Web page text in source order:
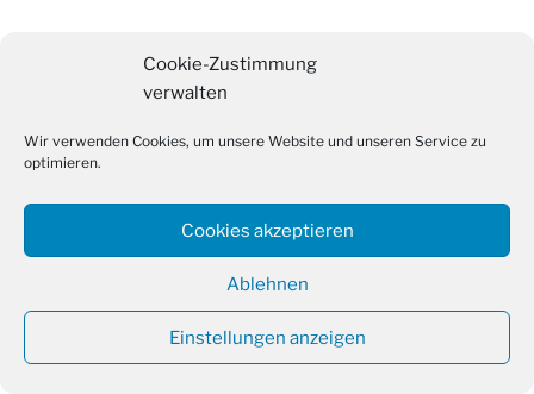
Cookie-Zustimmung
verwalten
Wir verwenden Cookies, um unsere Website und unseren Service zu
optimieren.
Cookies akzeptieren
Ablehnen
Einstellungen anzeigen